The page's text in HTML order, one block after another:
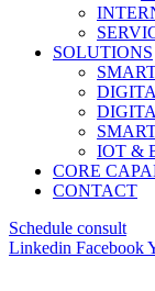
SOLUTIONS
IOT &
CORE
CONTACT
Schedule consult
Linkedin Facebook